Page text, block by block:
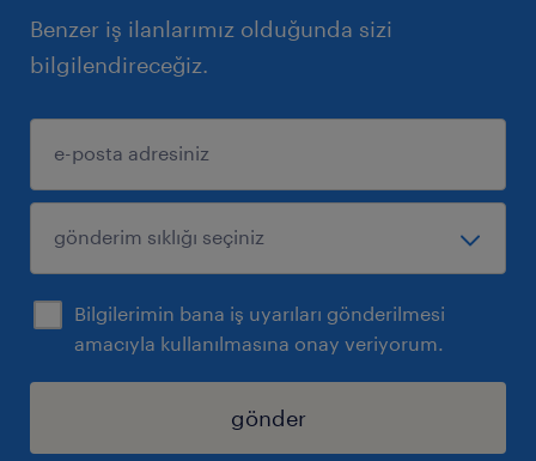
Benzer iş ilanlarımız olduğunda sizi
bilgilendireceğiz.
Bilgilerimin bana iş uyarıları gönderilmesi
amacıyla kullanılmasına onay veriyorum.
gönder